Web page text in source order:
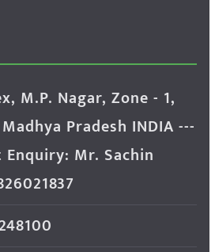
M.P. Nagar, Zone - 1,
Pradesh INDIA ---
Mr. Sachin